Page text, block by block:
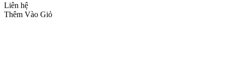
Liên hệ
Thêm Vào Giỏ